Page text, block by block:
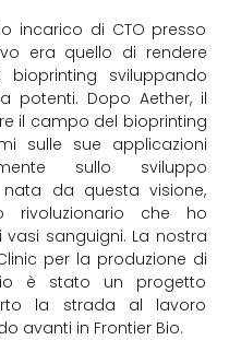
incarico di CTO presso
era quello di rendere
sviluppando
potenti. Dopo Aether, il
il campo del bioprinting
sulle sue applicazioni
sullo sviluppo
nata da questa visione,
rivoluzionario che ho
sanguigni. La nostra
per la produzione di
è stato un progetto
la strada al lavoro
avanti in Frontier Bio.